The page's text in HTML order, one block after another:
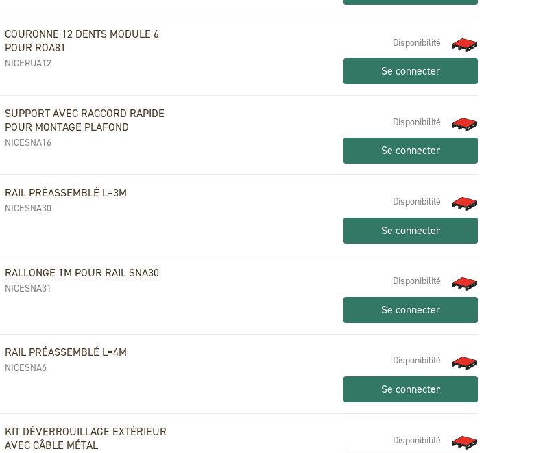
COURONNE 12 DENTS MODULE 6
POUR ROA81
NICERUA12
Disponibilité
Se connecter
SUPPORT AVEC RACCORD RAPIDE
POUR MONTAGE PLAFOND
NICESNA16
Disponibilité
Se connecter
RAIL PRÉASSEMBLÉ L=3M
NICESNA30
Disponibilité
Se connecter
RALLONGE 1M POUR RAIL SNA30
NICESNA31
Disponibilité
Se connecter
RAIL PRÉASSEMBLÉ L=4M
NICESNA6
Disponibilité
Se connecter
KIT DÉVERROUILLAGE EXTÉRIEUR
AVEC CÂBLE MÉTAL
Disponibilité